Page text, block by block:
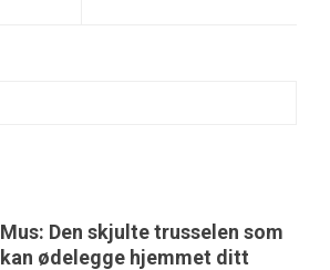
Mus: Den skjulte trusselen som
kan ødelegge hjemmet ditt